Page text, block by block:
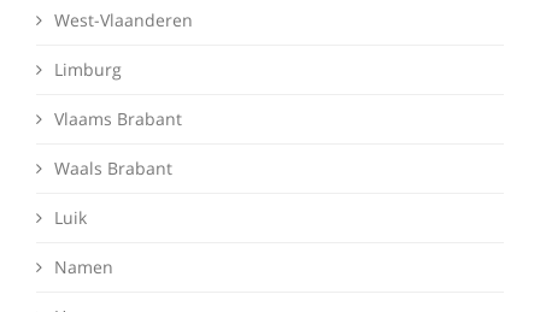
West-Vlaanderen
Limburg
Vlaams Brabant
Waals Brabant
Luik
Namen